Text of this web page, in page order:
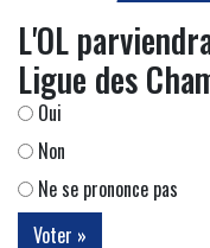
L'OL
Ligue des
Oui
Non
Ne se prononce pas